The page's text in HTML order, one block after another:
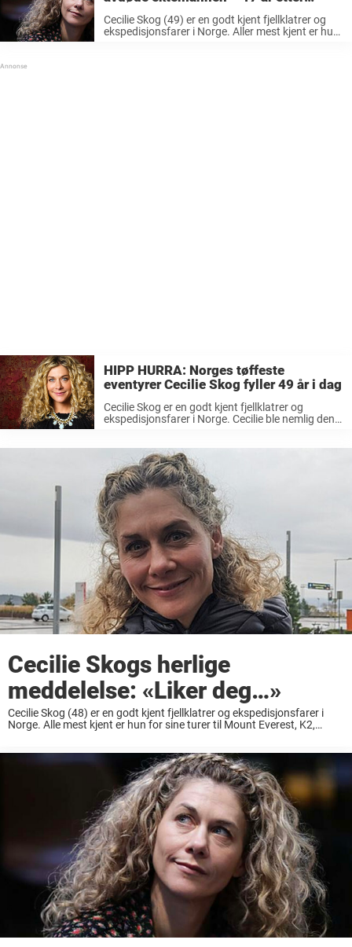
bryllupet: «Tenker på Rolf og oss»
Cecilie Skog (49) er en godt kjent fjellklatrer og
ekspedisjonsfarer i Norge. Aller mest kjent er hun
HIPP HURRA: Norges tøffeste
eventyrer Cecilie Skog fyller 49 år i dag
Cecilie Skog er en godt kjent fjellklatrer og
ekspedisjonsfarer i Norge. Cecilie ble nemlig den
Mount Everest. Den ferske ...
Cecilie Skogs herlige
meddelelse: «Liker deg…»
Cecilie Skog (48) er en godt kjent fjellklatrer og ekspedisjonsfarer i
Norge. Alle mest kjent er hun for sine turer til Mount Everest, K2,